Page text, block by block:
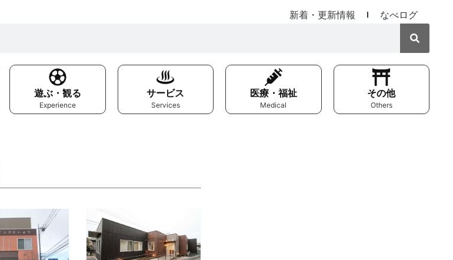
新着・更新情報 なべログ
遊ぶ・観る
Experience
サービス
Services
医療・福祉
Medical
その他
Others